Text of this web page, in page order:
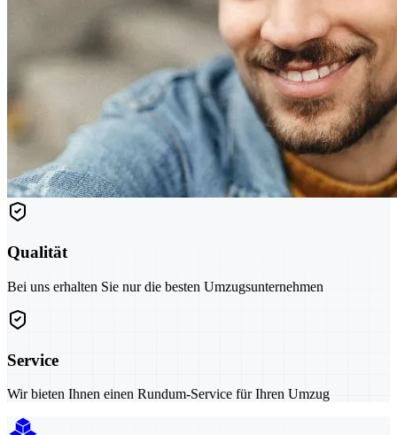
Qualität
Bei uns erhalten Sie nur die besten Umzugsunternehmen
Service
Wir bieten Ihnen einen Rundum-Service für Ihren Umzug